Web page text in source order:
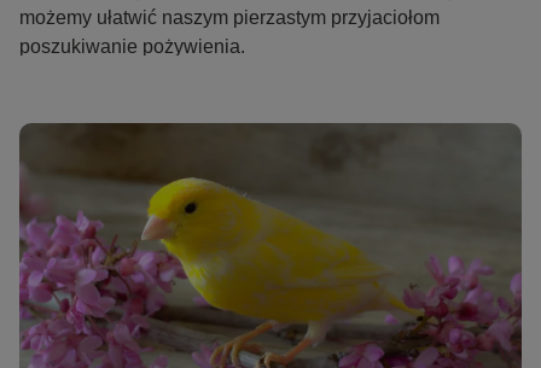
możemy ułatwić naszym pierzastym przyjaciołom
poszukiwanie pożywienia.